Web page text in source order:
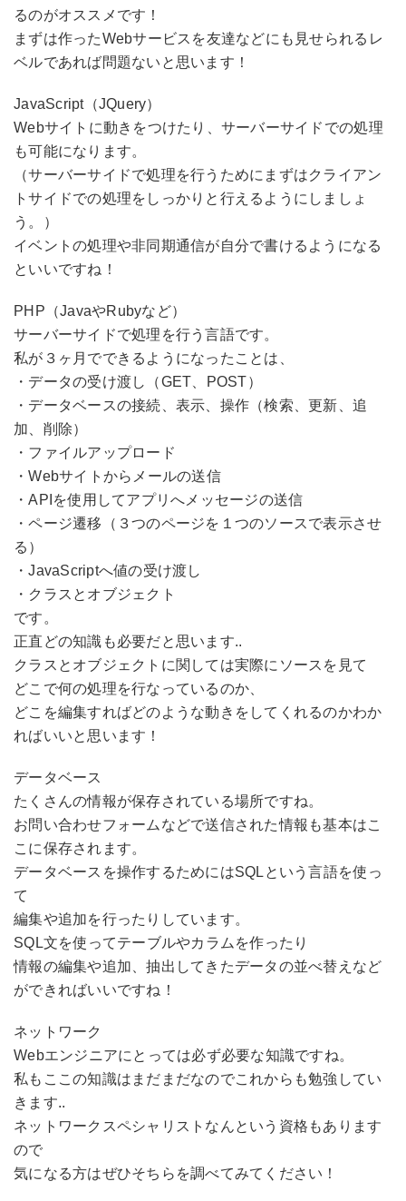
るのがオススメです！
まずは作ったWebサービスを友達などにも見せられるレ
ベルであれば問題ないと思います！
JavaScript（JQuery）
Webサイトに動きをつけたり、サーバーサイドでの処理
も可能になります。
（サーバーサイドで処理を行うためにまずはクライアン
トサイドでの処理をしっかりと行えるようにしましょ
う。）
イベントの処理や非同期通信が自分で書けるようになる
といいですね！
PHP（JavaやRubyなど）
サーバーサイドで処理を行う言語です。
私が３ヶ月でできるようになったことは、
・データの受け渡し（GET、POST）
・データベースの接続、表示、操作（検索、更新、追
加、削除）
・ファイルアップロード
・Webサイトからメールの送信
・APIを使用してアプリへメッセージの送信
・ページ遷移（３つのページを１つのソースで表示させ
る）
・JavaScriptへ値の受け渡し
・クラスとオブジェクト
です。
正直どの知識も必要だと思います..
クラスとオブジェクトに関しては実際にソースを見て
どこで何の処理を行なっているのか、
どこを編集すればどのような動きをしてくれるのかわか
ればいいと思います！
データベース
たくさんの情報が保存されている場所ですね。
お問い合わせフォームなどで送信された情報も基本はこ
こに保存されます。
データベースを操作するためにはSQLという言語を使っ
て
編集や追加を行ったりしています。
SQL文を使ってテーブルやカラムを作ったり
情報の編集や追加、抽出してきたデータの並べ替えなど
ができればいいですね！
ネットワーク
Webエンジニアにとっては必ず必要な知識ですね。
私もここの知識はまだまだなのでこれからも勉強してい
きます..
ネットワークスペシャリストなんという資格もあります
ので
気になる方はぜひそちらを調べてみてください！